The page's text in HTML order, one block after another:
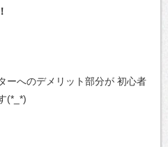
ーへのデメリット部分が 初心者
(*_*)